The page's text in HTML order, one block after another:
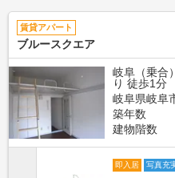
賃貸アパート
ブルースクエア
岐阜（乗合
り 徒歩1分
岐阜県岐阜
築年数
建物階数
即入居 写真充